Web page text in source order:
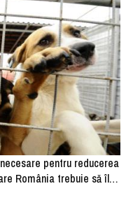
pentru reducerea
România trebuie să îl